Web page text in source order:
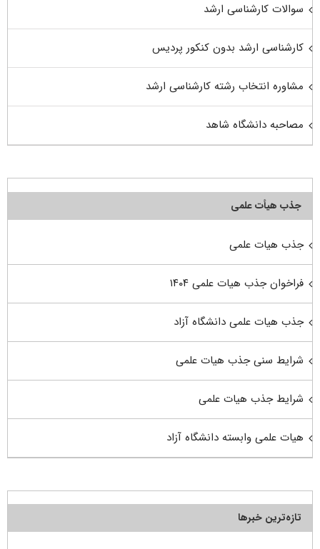
سوالات کارشناسی ارشد
کارشناسی ارشد بدون کنکور پردیس
مشاوره انتخاب رشته کارشناسی ارشد
مصاحبه دانشگاه شاهد
جذب هیأت علمی
جذب هیات علمی
فراخوان جذب هیات علمی ۱۴۰۴
جذب هیات علمی دانشگاه آزاد
شرایط سنی جذب هیات علمی
شرایط جذب هیات علمی
هیات علمی وابسته دانشگاه آزاد
تازه‌ترین خبرها